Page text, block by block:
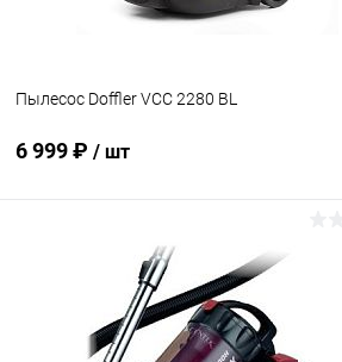
Пылесос Doffler VCC 2280 BL
6 999 ₽ / шт
Купить в 1 клик К сравнению
В избранное В наличии